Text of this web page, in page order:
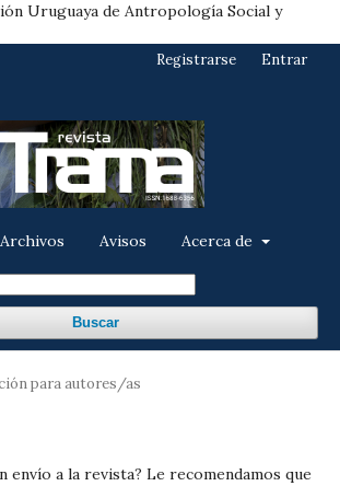
Uruguaya de Antropología Social y
Archivos Avisos Acerca de
Buscar
Registrarse Entrar
para autores/as
envío a la revista? Le recomendamos que